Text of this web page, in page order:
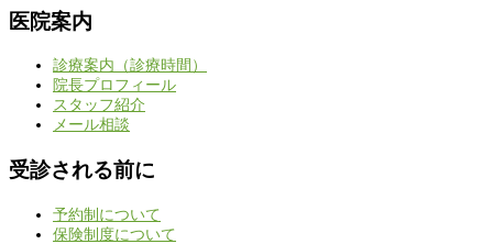
医院案内
診療案内（診療時間）
院長プロフィール
スタッフ紹介
メール相談
受診される前に
予約制について
保険制度について